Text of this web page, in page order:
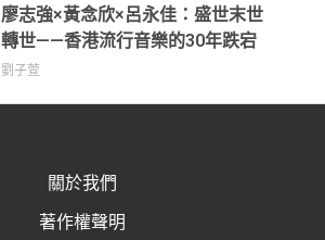
廖志強×黃念欣×呂永佳：盛世末世
轉世——香港流行音樂的30年跌宕
劉子萱
關於我們
著作權聲明